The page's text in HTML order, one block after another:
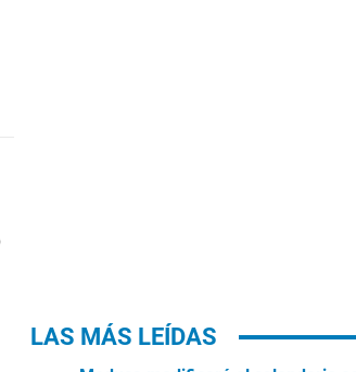
LAS MÁS LEÍDAS